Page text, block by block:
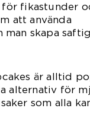
fikastunder
att använda
skapa
är alltid
alternativ för
som alla